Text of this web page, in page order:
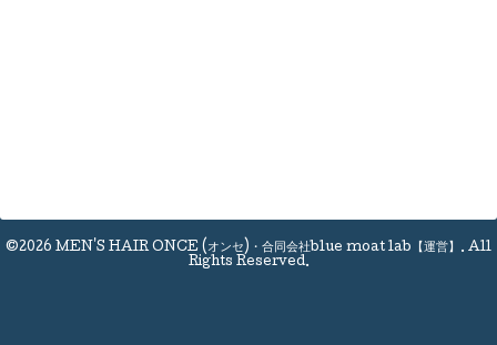
©2026 MEN'S HAIR ONCE (オンセ)・合同会社blue moat lab【運営】 . All
Rights Reserved.